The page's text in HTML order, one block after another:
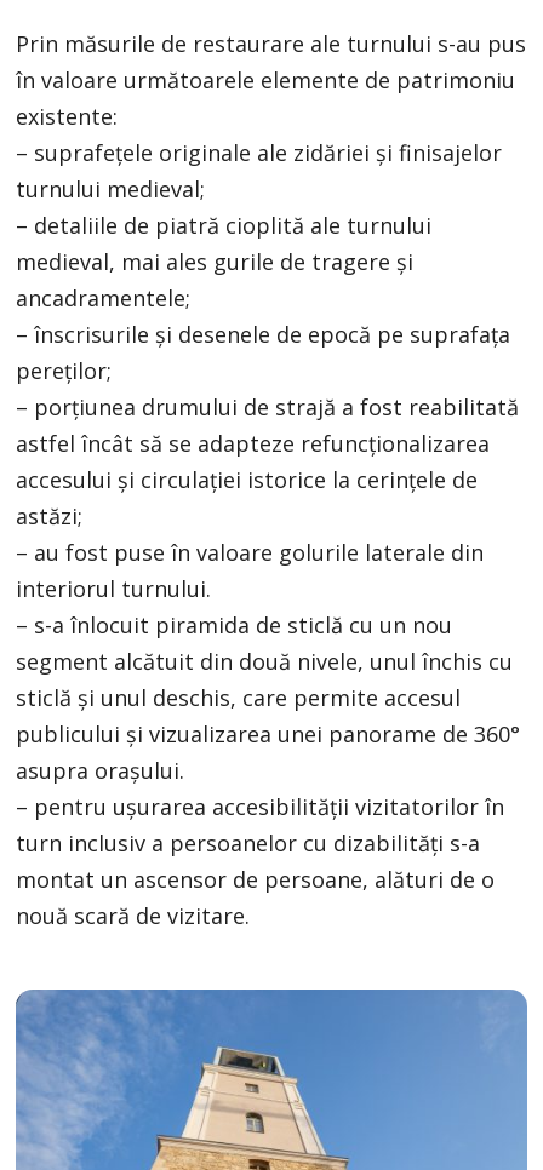
Prin măsurile de restaurare ale turnului s-au pus
în valoare următoarele elemente de patrimoniu
existente:
– suprafețele originale ale zidăriei și finisajelor
turnului medieval;
– detaliile de piatră cioplită ale turnului
medieval, mai ales gurile de tragere și
ancadramentele;
– înscrisurile și desenele de epocă pe suprafața
pereților;
– porțiunea drumului de strajă a fost reabilitată
astfel încât să se adapteze refuncționalizarea
accesului și circulației istorice la cerințele de
astăzi;
– au fost puse în valoare golurile laterale din
interiorul turnului.
– s-a înlocuit piramida de sticlă cu un nou
segment alcătuit din două nivele, unul închis cu
sticlă și unul deschis, care permite accesul
publicului și vizualizarea unei panorame de 360°
asupra orașului.
– pentru ușurarea accesibilității vizitatorilor în
turn inclusiv a persoanelor cu dizabilități s-a
montat un ascensor de persoane, alături de o
nouă scară de vizitare.